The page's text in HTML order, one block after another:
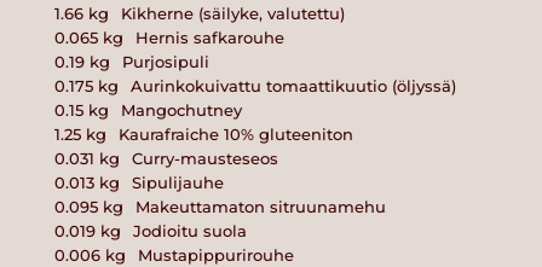
1.66 kg
Kikherne (säilyke, valutettu)
0.065 kg
Hernis safkarouhe
0.19 kg
Purjosipuli
0.175 kg
Aurinkokuivattu tomaattikuutio (öljyssä)
0.15 kg
Mangochutney
1.25 kg
Kaurafraiche 10% gluteeniton
0.031 kg
Curry-mausteseos
0.013 kg
Sipulijauhe
0.095 kg
Makeuttamaton sitruunamehu
0.019 kg
Jodioitu suola
0.006 kg
Mustapippurirouhe